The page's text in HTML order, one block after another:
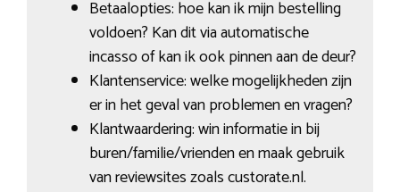
Betaalopties: hoe kan ik mijn bestelling
voldoen? Kan dit via automatische
incasso of kan ik ook pinnen aan de deur?
Klantenservice: welke mogelijkheden zijn
er in het geval van problemen en vragen?
Klantwaardering: win informatie in bij
buren/familie/vrienden en maak gebruik
van reviewsites zoals custorate.nl.